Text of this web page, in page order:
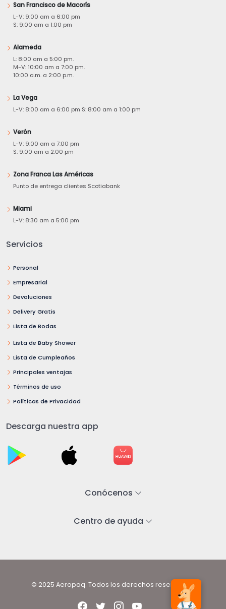
San Francisco de Macorís
L-V: 9:00 am a 6:00 pm
S: 9:00 am a 1:00 pm
Alameda
L: 8:00 am a 5:00 pm.
M-V: 10:00 am a 7:00 pm.
10:00 a.m. a 2:00 p.m.
La Vega
L-V: 8:00 am a 6:00 pm S: 8:00 am a 1:00 pm
Verón
L-V: 9:00 am a 7:00 pm
S: 9:00 am a 2:00 pm
Zona Franca Las Américas
Punto de entrega clientes Scotiabank
Miami
L-V: 8:30 am a 5:00 pm
Servicios
Personal
Empresarial
Devoluciones
Delivery Gratis
Lista de Bodas
Lista de Baby Shower
Lista de Cumpleaños
Principales ventajas
Términos de uso
Políticas de Privacidad
Descarga nuestra app
Conócenos
Centro de ayuda
© 2025 Aeropaq. Todos los derechos reservados.